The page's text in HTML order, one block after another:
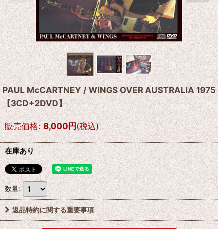
PAUL McCARTNEY / WINGS OVER AUSTRALIA 1975
【3CD+2DVD】
販売価格: 8,000円(税込)
在庫あり
数量:
返品特約に関する重要事項